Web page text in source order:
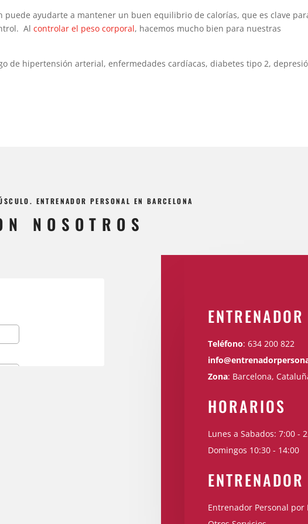
puede ayudarte a mantener un buen equilibrio de calorías, que es clave
Alcontrolar el peso corporal, hacemos mucho bien para nuestras
de hipertensión arterial, enfermedades cardíacas, diabetes tipo 2,
ENTRENADOR PERSONAL EN BARCELONA
NOSOTROS
Teléfono: 634 200 822
Zona: Barcelona,
HORARIOS
Lunes a Sabados: 7:00 -
Domingos 10:30 - 14:00
Entrenador Personal por